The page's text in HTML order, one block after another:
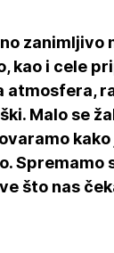
zanimljivo
kao i cele
atmosfera,
Malo se
Spremamo
što nas